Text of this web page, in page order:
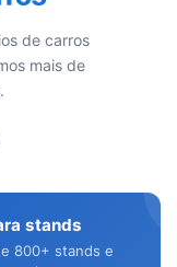
de carros
mais de
stands
800+ stands e